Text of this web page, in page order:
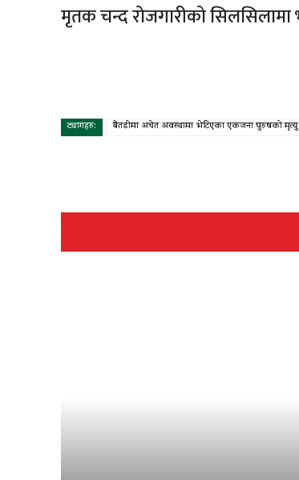
मृतक चन्द रोजगारीको सिलसिलामा
ट्यागहरु: बैतडीमा अचेत अवस्थामा भेटिएका एकजना पुरुषको मृत्यु